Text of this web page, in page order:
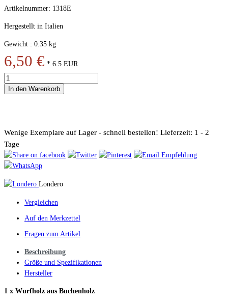
Artikelnummer: 1318E
Hergestellt in Italien
Gewicht : 0.35 kg
6,50 € * 6.5 EUR
In den Warenkorb
Wenige Exemplare auf Lager - schnell bestellen! Lieferzeit: 1 - 2
Tage
Londero
Vergleichen
Auf den Merkzettel
Fragen zum Artikel
Beschreibung
Größe und Spezifikationen
Hersteller
1 x Wurfholz aus Buchenholz